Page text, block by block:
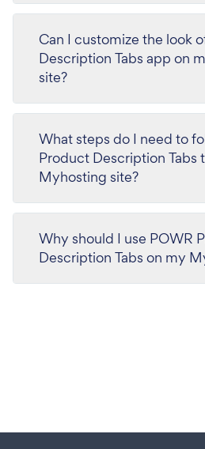
Can I customize the look
Description Tabs app on
site?
What steps do I need to
Product Description Tabs
Myhosting site?
Why should I use POWR
Description Tabs on my